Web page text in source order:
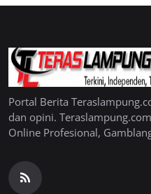
Portal Berita
dan opini.
Online Profesional,